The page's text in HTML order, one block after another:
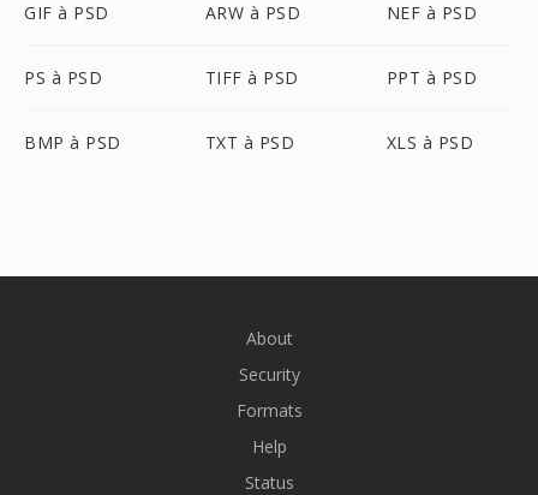
GIF à PSD ARW à PSD NEF à PSD
PS à PSD TIFF à PSD PPT à PSD
BMP à PSD TXT à PSD XLS à PSD
About
Security
Formats
Help
Status